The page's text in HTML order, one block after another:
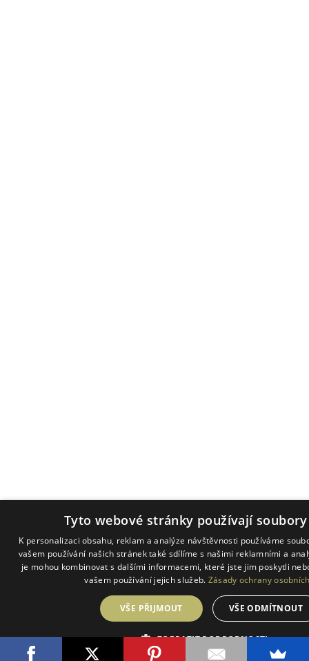
Tyto webové stránky používají
K personalizaci obsahu, reklam a analýze návštěvnosti používáme
vašem používání našich stránek také sdílíme s našimi reklamními a
je mohou kombinovat s dalšími informacemi, které jste jim poskytli
vašem používání jejich služeb. Zásady ochrany
VŠE PŘIJMOUT VŠE ODMÍTNOUT
ZOBRAZIT PODROBNOSTI